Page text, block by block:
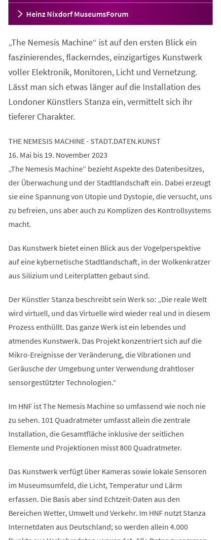
Heinz Nixdorf MuseumsForum
„The Nemesis Machine“ ist auf den ersten Blick ein
faszinierendes, flackerndes, einzigartiges Kunstwerk
voller Elektronik, Monitoren, Licht und Vernetzung.
Lässt man sich etwas länger auf die Installation des
Londoner Künstlers Stanza ein, vermittelt sich ihr
tieferer Charakter.
THE NEMESIS MACHINE - STADT.DATEN.KUNST
16. Mai bis 19. November 2023
„The Nemesis Machine“ bezieht Aspekte des Datenbesitzes,
der Überwachung und der Stadtlandschaft ein. Dabei erzeugt
sie eine Spannung von Utopie und Dystopie, die versucht, uns
zu befreien, uns aber auch zu Komplizen des Kontrollsystems
macht.
Das Kunstwerk bietet einen Blick aus der Vogelperspektive
auf eine kybernetische Stadtlandschaft, in der Wolkenkratzer
aus Silizium und Leiterplatten gebaut sind.
Der Künstler Stanza beschreibt sein Werk so: „Die reale Welt
wird virtuell, und das Virtuelle wird wieder real und in diesem
Prozess enthüllt. Das ganze Werk ist ein lebendes und
atmendes Kunstwerk. Das Projekt konzentriert sich auf die
Mikro-Ereignisse der Veränderung, die Vibrationen und
Geräusche der Umgebung unter Verwendung drahtloser
sensorgestützter Technologien.“
Im HNF ist The Nemesis Machine so umfassend wie noch nie
zu sehen. 101 Quadratmeter umfasst allein die zentrale
Installation, die Gesamtfläche inklusive der seitlichen
Elemente und Projektionen misst 800 Quadratmeter.
Das Kunstwerk verfügt über Kameras sowie lokale Sensoren
im Museumsumfeld, die Licht, Temperatur und Lärm
erfassen. Die Basis aber sind Echtzeit-Daten aus den
Bereichen Wetter, Umwelt und Verkehr. Im HNF nutzt Stanza
Internetdaten aus Deutschland; so werden allein 4.000